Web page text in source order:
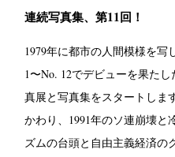
連続写真集、第11回！
1979年に都市の人間模様を写
1〜No. 12でデビューを果た
真展と写真集をスタートしま
かわり、1991年のソ連崩壊と
ズムの台頭と自由主義経済の